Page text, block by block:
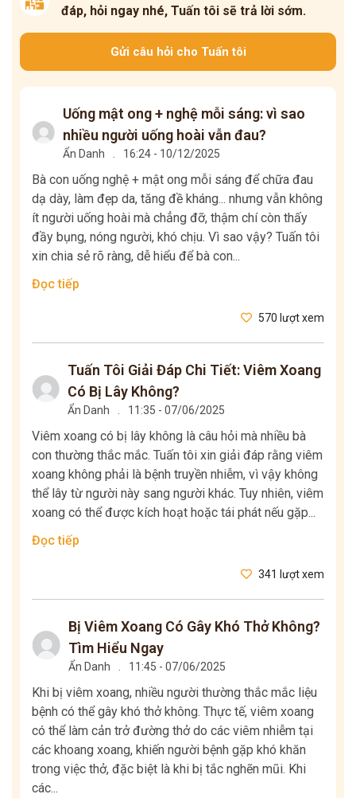
đáp, hỏi ngay nhé, Tuấn tôi sẽ trả lời sớm.
Gửi câu hỏi cho Tuấn tôi
Uống mật ong + nghệ mỗi sáng: vì sao
nhiều người uống hoài vẫn đau?
Ẩn Danh 16:24 - 10/12/2025
Bà con uống nghệ + mật ong mỗi sáng để chữa đau
dạ dày, làm đẹp da, tăng đề kháng... nhưng vẫn không
ít người uống hoài mà chẳng đỡ, thậm chí còn thấy
đầy bụng, nóng người, khó chịu. Vì sao vậy? Tuấn tôi
xin chia sẻ rõ ràng, dễ hiểu để bà con...
Đọc tiếp
570 lượt xem
Tuấn Tôi Giải Đáp Chi Tiết: Viêm Xoang
Có Bị Lây Không?
Ẩn Danh 11:35 - 07/06/2025
Viêm xoang có bị lây không là câu hỏi mà nhiều bà
con thường thắc mắc. Tuấn tôi xin giải đáp rằng viêm
xoang không phải là bệnh truyền nhiễm, vì vậy không
thể lây từ người này sang người khác. Tuy nhiên, viêm
xoang có thể được kích hoạt hoặc tái phát nếu gặp...
Đọc tiếp
341 lượt xem
Bị Viêm Xoang Có Gây Khó Thở Không?
Tìm Hiểu Ngay
Ẩn Danh 11:45 - 07/06/2025
Khi bị viêm xoang, nhiều người thường thắc mắc liệu
bệnh có thể gây khó thở không. Thực tế, viêm xoang
có thể làm cản trở đường thở do các viêm nhiễm tại
các khoang xoang, khiến người bệnh gặp khó khăn
trong việc thở, đặc biệt là khi bị tắc nghẽn mũi. Khi
các...